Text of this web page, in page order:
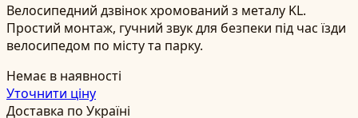
Велосипедний дзвінок хромований з металу KL.
Простий монтаж, гучний звук для безпеки під час їзди
велосипедом по місту та парку.
Немає в наявності
Уточнити ціну
Доставка по Україні